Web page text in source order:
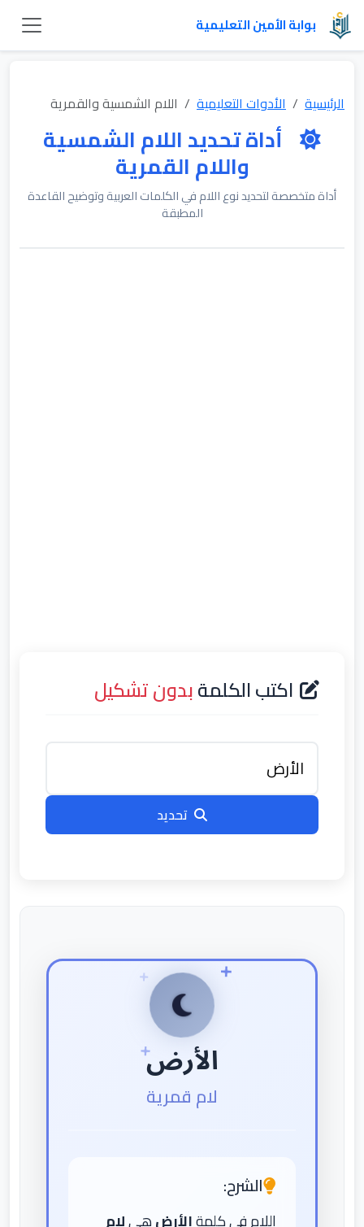
بوابة الأمين التعليمية
الرئيسية الأدوات التعليمية اللام الشمسية والقمرية
أداة تحديد اللام الشمسية
واللام القمرية
أداة متخصصة لتحديد نوع اللام في الكلمات العربية وتوضيح القاعدة
المطبقة
اكتب الكلمةبدون تشكيل
تحديد
الأرض
لام قمرية
الشرح:
اللام في كلمةالأرضهيلام